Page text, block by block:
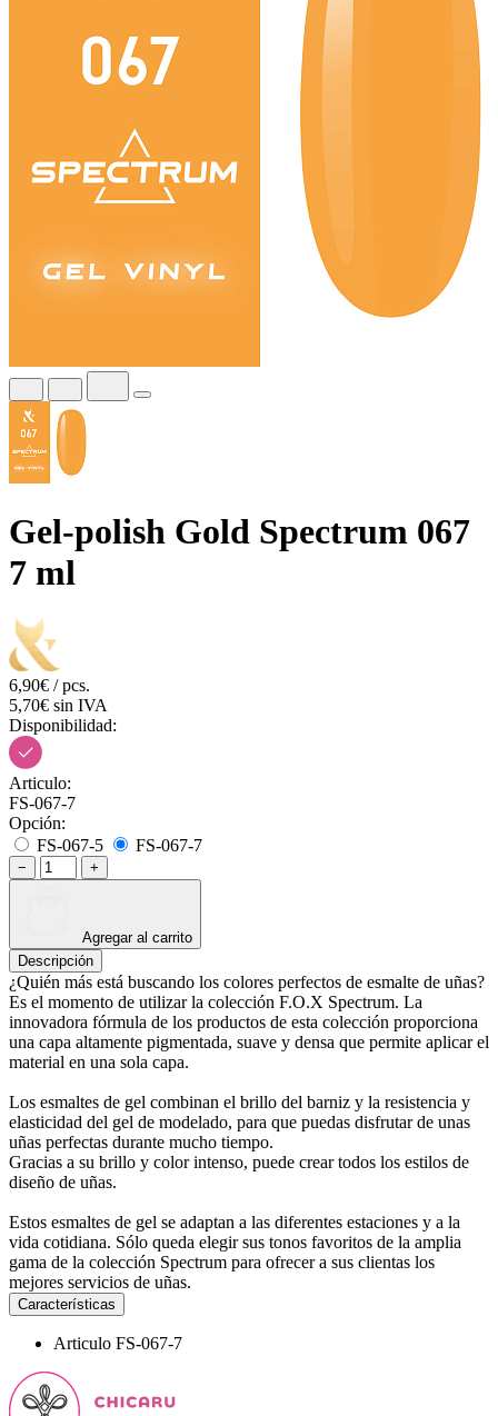
Gel-polish Gold Spectrum 067
7 ml
6,90€ / pcs.
5,70€ sin IVA
Disponibilidad:
Articulo:
FS-067-7
Opción:
FS-067-5
FS-067-7
− +
Agregar al carrito
Descripción
¿Quién más está buscando los colores perfectos de esmalte de uñas?
Es el momento de utilizar la colección F.O.X Spectrum. La
innovadora fórmula de los productos de esta colección proporciona
una capa altamente pigmentada, suave y densa que permite aplicar el
material en una sola capa.
Los esmaltes de gel combinan el brillo del barniz y la resistencia y
elasticidad del gel de modelado, para que puedas disfrutar de unas
uñas perfectas durante mucho tiempo.
Gracias a su brillo y color intenso, puede crear todos los estilos de
diseño de uñas.
Estos esmaltes de gel se adaptan a las diferentes estaciones y a la
vida cotidiana. Sólo queda elegir sus tonos favoritos de la amplia
gama de la colección Spectrum para ofrecer a sus clientas los
mejores servicios de uñas.
Características
Articulo FS-067-7